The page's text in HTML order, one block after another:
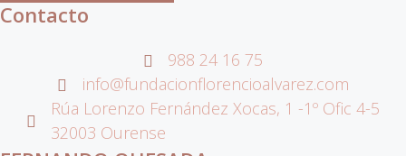
Contacto
988 24 16 75
info@fundacionflorencioalvarez.com
Rúa Lorenzo Fernández Xocas, 1 -1º Ofic 4-5
32003 Ourense